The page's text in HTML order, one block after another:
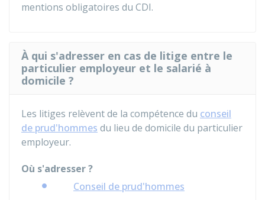
mentions obligatoires du CDI.
À qui s'adresser en cas de litige entre le
particulier employeur et le salarié à
domicile ?
Les litiges relèvent de la compétence du conseil
de prud'hommes du lieu de domicile du particulier
employeur.
Où s'adresser ?
Conseil de prud'hommes